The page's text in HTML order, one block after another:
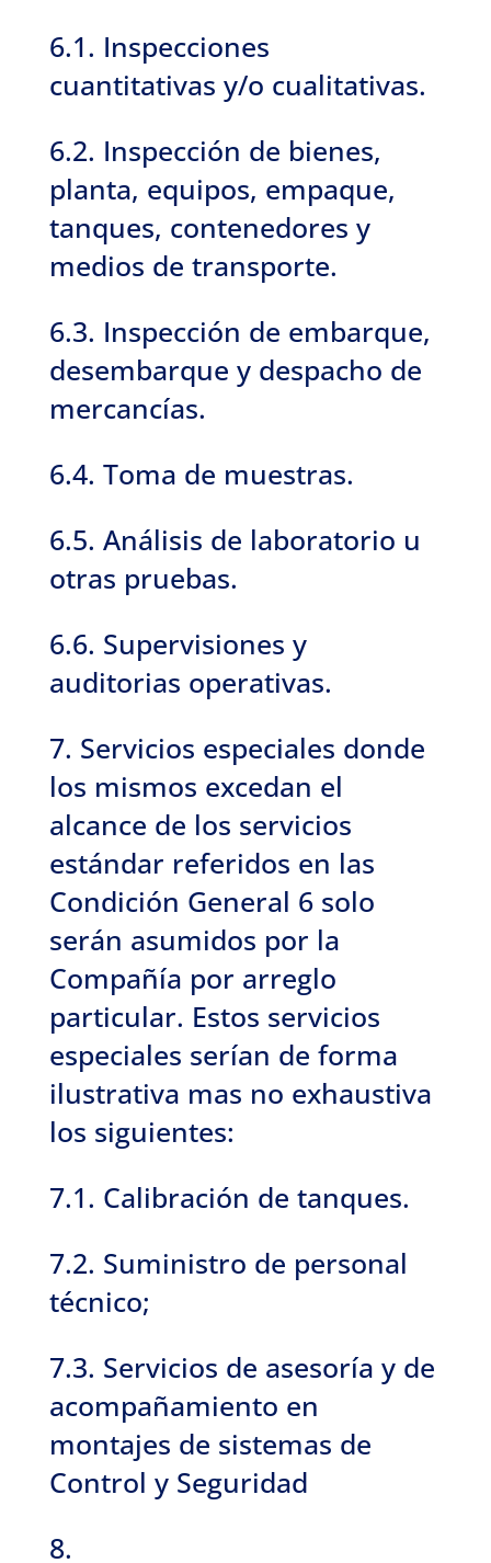
6.1. Inspecciones
cuantitativas y/o cualitativas.
6.2. Inspección de bienes,
planta, equipos, empaque,
tanques, contenedores y
medios de transporte.
6.3. Inspección de embarque,
desembarque y despacho de
mercancías.
6.4. Toma de muestras.
6.5. Análisis de laboratorio u
otras pruebas.
6.6. Supervisiones y
auditorias operativas.
7. Servicios especiales donde
los mismos excedan el
alcance de los servicios
estándar referidos en las
Condición General 6 solo
serán asumidos por la
Compañía por arreglo
particular. Estos servicios
especiales serían de forma
ilustrativa mas no exhaustiva
los siguientes:
7.1. Calibración de tanques.
7.2. Suministro de personal
técnico;
7.3. Servicios de asesoría y de
acompañamiento en
montajes de sistemas de
Control y Seguridad
8.